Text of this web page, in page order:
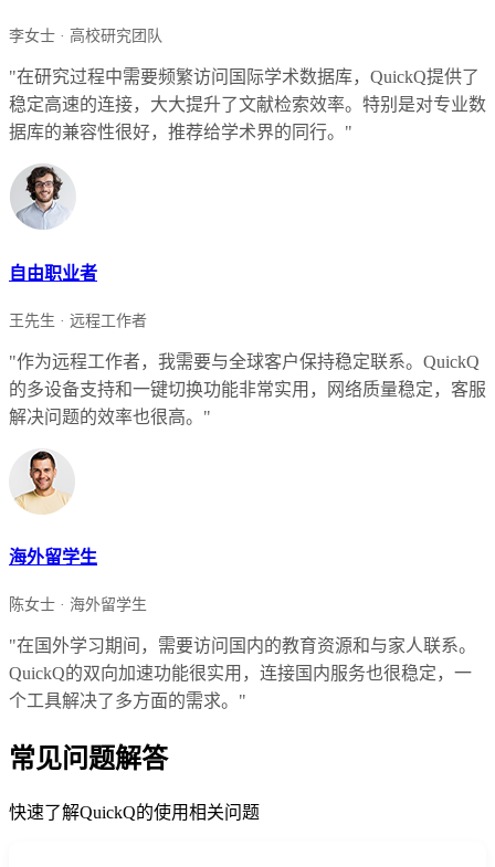
李女士 · 高校研究团队
"在研究过程中需要频繁访问国际学术数据库，QuickQ提供了
稳定高速的连接，大大提升了文献检索效率。特别是对专业数
据库的兼容性很好，推荐给学术界的同行。"
自由职业者
王先生 · 远程工作者
"作为远程工作者，我需要与全球客户保持稳定联系。QuickQ
的多设备支持和一键切换功能非常实用，网络质量稳定，客服
解决问题的效率也很高。"
海外留学生
陈女士 · 海外留学生
"在国外学习期间，需要访问国内的教育资源和与家人联系。
QuickQ的双向加速功能很实用，连接国内服务也很稳定，一
个工具解决了多方面的需求。"
常见问题解答
快速了解QuickQ的使用相关问题